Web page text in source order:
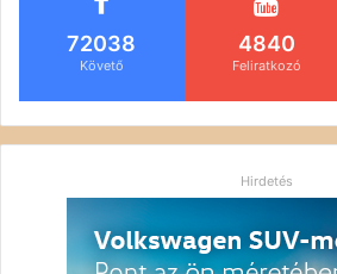
72038
Követő
4840
Feliratkozó
Hirdetés